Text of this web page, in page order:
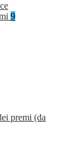
9
premi (da